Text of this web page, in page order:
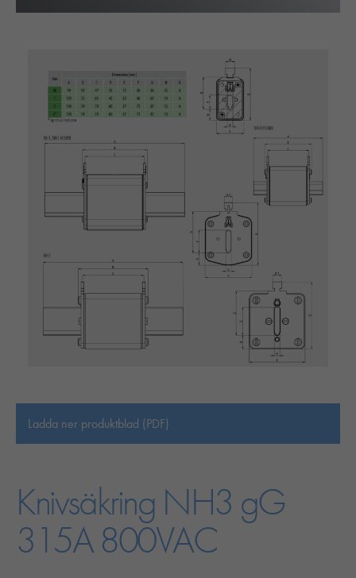
Ladda ner produktblad (PDF)
Knivsäkring NH3 gG
315A 800VAC